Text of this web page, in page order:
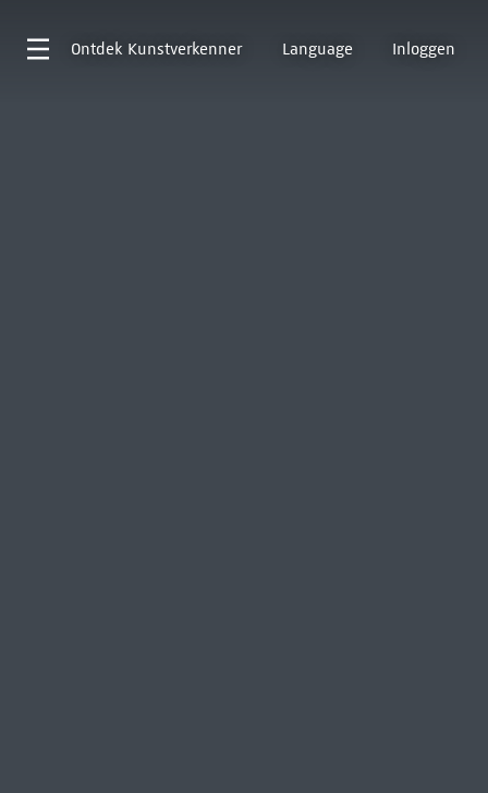
Ontdek Kunstverkenner Language Inloggen